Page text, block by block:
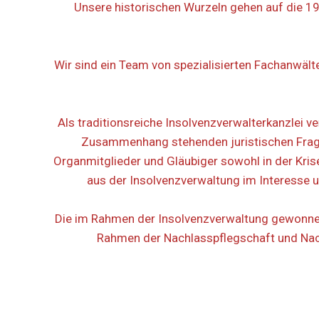
Unsere historischen Wurzeln gehen auf die
Wir sind ein Team von spezialisierten
Als traditionsreiche Insolvenzverwalterkanzlei
Zusammenhang stehenden juristischen
Organmitglieder und Gläubiger sowohl in der
aus der Insolvenzverwaltung im Interesse
Die im Rahmen der Insolvenzverwaltung
Rahmen der Nachlasspflegschaft und